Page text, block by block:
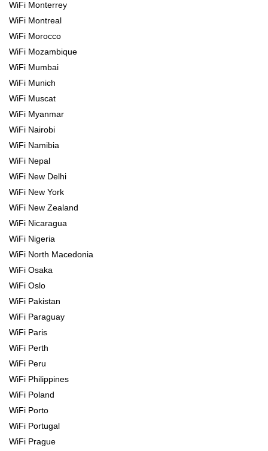
WiFi Monterrey
WiFi Montreal
WiFi Morocco
WiFi Mozambique
WiFi Mumbai
WiFi Munich
WiFi Muscat
WiFi Myanmar
WiFi Nairobi
WiFi Namibia
WiFi Nepal
WiFi New Delhi
WiFi New York
WiFi New Zealand
WiFi Nicaragua
WiFi Nigeria
WiFi North Macedonia
WiFi Osaka
WiFi Oslo
WiFi Pakistan
WiFi Paraguay
WiFi Paris
WiFi Perth
WiFi Peru
WiFi Philippines
WiFi Poland
WiFi Porto
WiFi Portugal
WiFi Prague